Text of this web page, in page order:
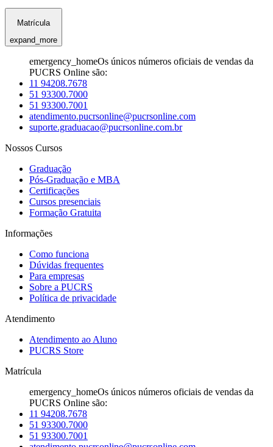
Matrícula
expand_more
emergency_homeOs únicos números oficiais de vendas da
PUCRS Online são:
11 94208.7678
51 93300.7000
51 93300.7001
atendimento.pucrsonline@pucrsonline.com
suporte.graduacao@pucrsonline.com.br
Nossos Cursos
Graduação
Pós-Graduação e MBA
Certificações
Cursos presenciais
Formação Gratuita
Informações
Como funciona
Dúvidas frequentes
Para empresas
Sobre a PUCRS
Política de privacidade
Atendimento
Atendimento ao Aluno
PUCRS Store
Matrícula
emergency_homeOs únicos números oficiais de vendas da
PUCRS Online são:
11 94208.7678
51 93300.7000
51 93300.7001